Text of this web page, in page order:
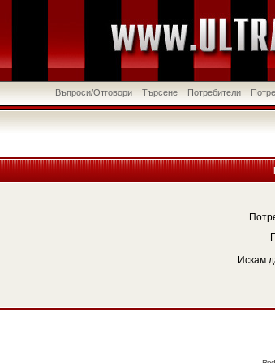
Въпроси/Отговори Търсене Потребители
Искам